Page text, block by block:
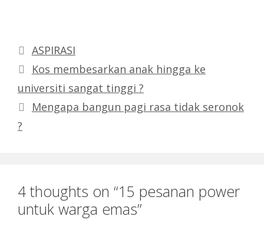
Categories
ASPIRASI
Kos membesarkan anak hingga ke
universiti sangat tinggi ?
Mengapa bangun pagi rasa tidak seronok
?
4 thoughts on “15 pesanan power
untuk warga emas”